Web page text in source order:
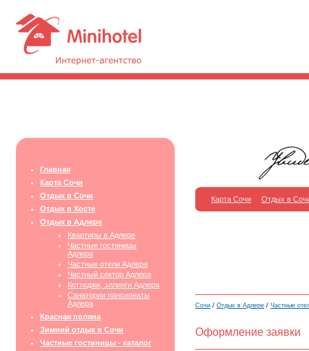
Главная
Карта Сочи
Отдых в Сочи
Отдых в Хосте
Отдых в Адлере
Квартиры в Адлере
Частные гостиницы
Адлера
Частные отели Адлера
Частный сектор Адлера
Коттеджи, эллинги Адлера
Санатории пансионаты
Адлера
Красная поляна
Зимний отдых в Сочи
Частные гостиницы - каталог
Карта Сочи Отдых в
Сочи / Отдых в Адлере / Частные
Оформление заявки